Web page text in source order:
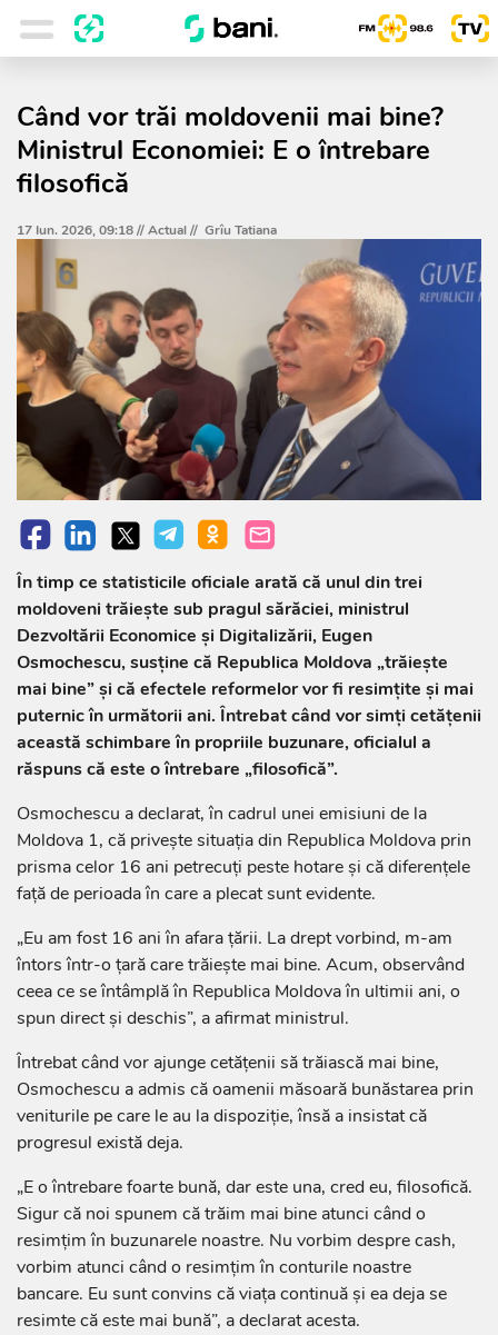
Când vor trăi moldovenii mai bine?
Ministrul Economiei: E o întrebare
filosofică
17 Iun. 2026, 09:18 //Actual// Grîu Tatiana
În timp ce statisticile oficiale arată că unul din trei
moldoveni trăiește sub pragul sărăciei, ministrul
Dezvoltării Economice și Digitalizării, Eugen
Osmochescu, susține că Republica Moldova „trăiește
mai bine” și că efectele reformelor vor fi resimțite și mai
puternic în următorii ani. Întrebat când vor simți cetățenii
această schimbare în propriile buzunare, oficialul a
răspuns că este o întrebare „filosofică”.
Osmochescu a declarat, în cadrul unei emisiuni de la
Moldova 1, că privește situația din Republica Moldova prin
prisma celor 16 ani petrecuți peste hotare și că diferențele
față de perioada în care a plecat sunt evidente.
„Eu am fost 16 ani în afara țării. La drept vorbind, m-am
întors într-o țară care trăiește mai bine. Acum, observând
ceea ce se întâmplă în Republica Moldova în ultimii ani, o
spun direct și deschis”, a afirmat ministrul.
Întrebat când vor ajunge cetățenii să trăiască mai bine,
Osmochescu a admis că oamenii măsoară bunăstarea prin
veniturile pe care le au la dispoziție, însă a insistat că
progresul există deja.
„E o întrebare foarte bună, dar este una, cred eu, filosofică.
Sigur că noi spunem că trăim mai bine atunci când o
resimțim în buzunarele noastre. Nu vorbim despre cash,
vorbim atunci când o resimțim în conturile noastre
bancare. Eu sunt convins că viața continuă și ea deja se
resimte că este mai bună”, a declarat acesta.